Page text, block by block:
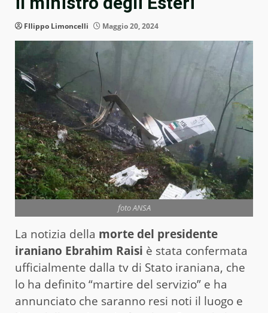
FIlippo Limoncelli Maggio 20, 2024
foto ANSA
La notizia della morte del presidente
iraniano Ebrahim Raisi è stata confermata
ufficialmente dalla tv di Stato iraniana, che
lo ha definito “martire del servizio” e ha
annunciato che saranno resi noti il luogo e